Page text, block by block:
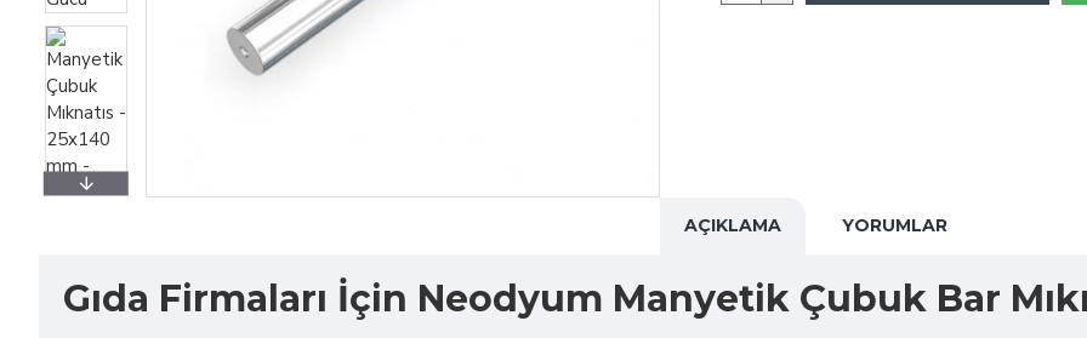
AÇIKLAMA YORUMLAR
Gıda Firmaları İçin Neodyum Manyetik Çubuk Bar